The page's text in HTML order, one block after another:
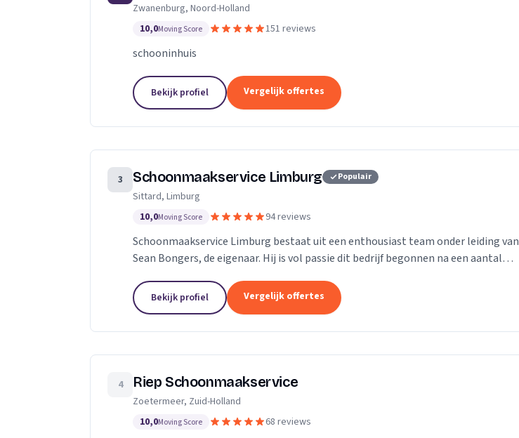
technieken en een persoonlijke aanpak die ons onderscheidt.
Zwanenburg, Noord-Holland
10,0Moving Score 151 reviews
schooninhuis
Bekijk profiel Vergelijk offertes
3 Schoonmaakservice Limburg Populair
Sittard, Limburg
10,0Moving Score 94 reviews
Schoonmaakservice Limburg bestaat uit een enthousiast team onder leiding van
Sean Bongers, de eigenaar. Hij is vol passie dit bedrijf begonnen na een aantal
Bekijk profiel Vergelijk offertes
4 Riep Schoonmaakservice
Zoetermeer, Zuid-Holland
10,0Moving Score 68 reviews